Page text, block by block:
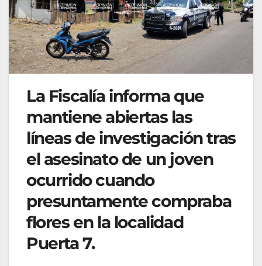
La Fiscalía informa que
mantiene abiertas las
líneas de investigación tras
el asesinato de un joven
ocurrido cuando
presuntamente compraba
flores en la localidad
Puerta 7.